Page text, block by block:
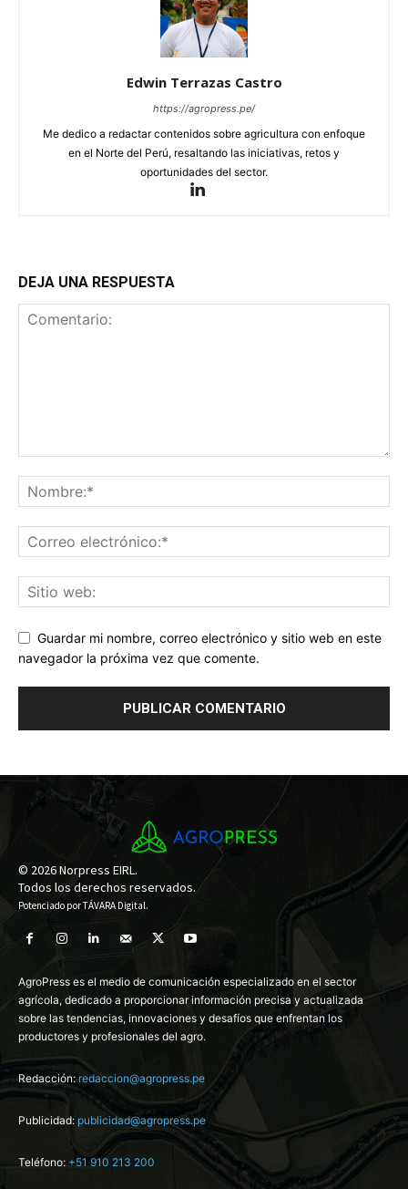
Edwin Terrazas Castro
https://agropress.pe/
Me dedico a redactar contenidos sobre agricultura con enfoque
en el Norte del Perú, resaltando las iniciativas, retos y
oportunidades del sector.
DEJA UNA RESPUESTA
Guardar mi nombre, correo electrónico y sitio web en este
navegador la próxima vez que comente.
© 2026 Norpress EIRL.
Todos los derechos reservados.
Potenciado porTÁVARA Digital.
AgroPress es el medio de comunicación especializado en el sector
agrícola, dedicado a proporcionar información precisa y actualizada
sobre las tendencias, innovaciones y desafíos que enfrentan los
productores y profesionales del agro.
Redacción:redaccion@agropress.pe
Publicidad: publicidad@agropress.pe
Teléfono: +51 910 213 200